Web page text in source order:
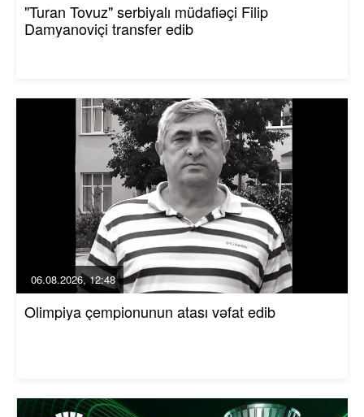
"Turan Tovuz" serbiyalı müdafiəçi Filip
Damyanoviçi transfer edib
06.08.2026, 12:48
Olimpiya çempionunun atası vəfat edib